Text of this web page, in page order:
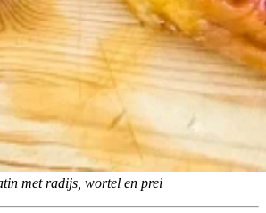
met radijs, wortel en prei